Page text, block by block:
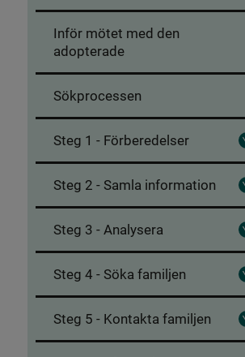
Inför mötet med den
adopterade
Sökprocessen
Steg 1 - Förberedelser
Steg 2 - Samla information
Steg 3 - Analysera
Steg 4 - Söka familjen
Steg 5 - Kontakta familjen